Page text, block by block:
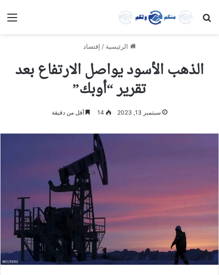
بحث عن
الرئيسية / إقتصاد
الذهب الأسود يواصل الارتفاع بعد
تقرير “أوبك”
سبتمبر 13, 2023 14 أقل من دقيقة